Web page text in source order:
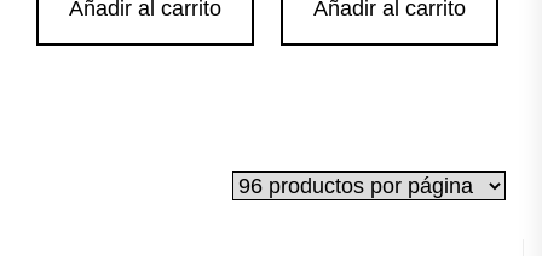
Añadir al carrito Añadir al carrito